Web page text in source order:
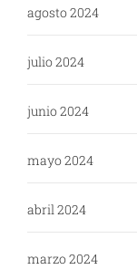
agosto 2024
julio 2024
junio 2024
mayo 2024
abril 2024
marzo 2024